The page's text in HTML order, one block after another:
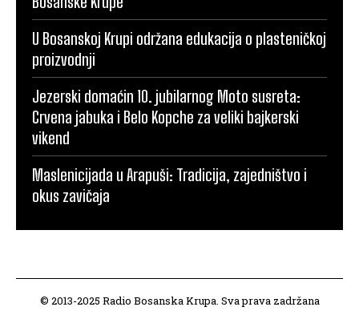
U Bosanskoj Krupi održana edukacija o plasteničkoj
proizvodnji
Jezerski domaćin 10. jubilarnog Moto susreta:
Crvena jabuka i Belo Kopche za veliki bajkerski
vikend
Maslenicijada u Arapuši: Tradicija, zajedništvo i
okus zavičaja
© 2013-2025 Radio Bosanska Krupa. Sva prava zadržana